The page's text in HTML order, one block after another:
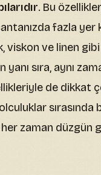
. Bu
fazla yer
viskon ve linen
yanı sıra, aynı
de dikkat
sırasında
zaman düzgün